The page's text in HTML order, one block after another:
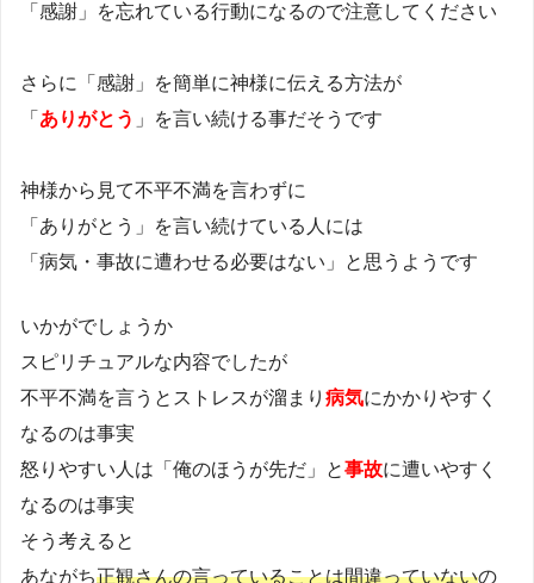
「感謝」を忘れている行動になるので注意してください
さらに「感謝」を簡単に神様に伝える方法が
「 ありがとう 」を言い続ける事だそうです
神様から見て不平不満を言わずに
「ありがとう」を言い続けている人には
「病気・事故に遭わせる必要はない」と思うようです
いかがでしょうか
スピリチュアルな内容でしたが
不平不満を言うとストレスが溜まり 病気にかかりやすく
なるのは事実
怒りやすい人は「俺のほうが先だ」と事故に遭いやすく
なるのは事実
そう考えると
あながち正観さんの言っていることは間違っていないの